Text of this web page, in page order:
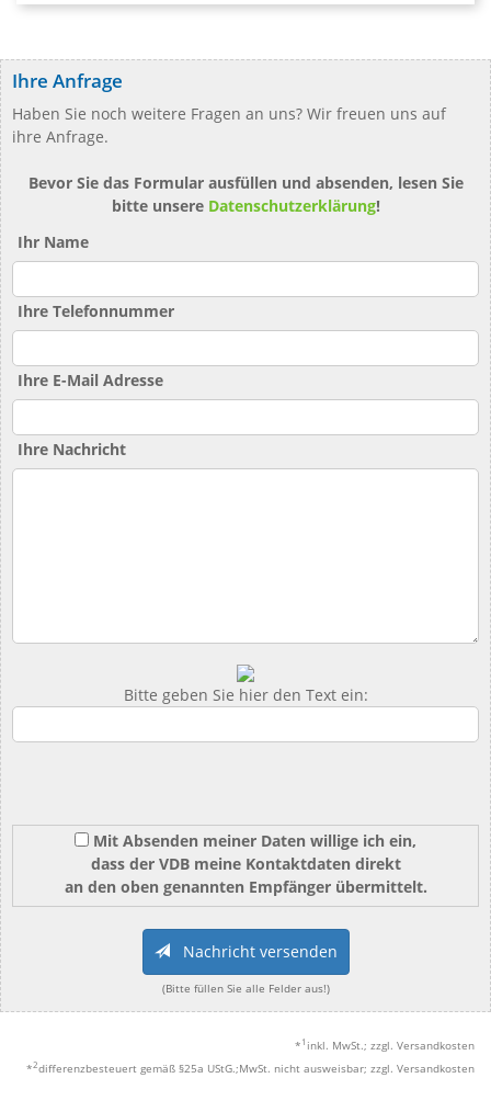
Ihre Anfrage
Haben Sie noch weitere Fragen an uns? Wir freuen uns auf
ihre Anfrage.
Bevor Sie das Formular ausfüllen und absenden, lesen Sie
bitte unsere Datenschutzerklärung!
Ihr Name
Ihre Telefonnummer
Ihre E-Mail Adresse
Ihre Nachricht
Bitte geben Sie hier den Text ein:
Mit Absenden meiner Daten willige ich ein,
dass der VDB meine Kontaktdaten direkt
an den oben genannten Empfänger übermittelt.
Nachricht versenden
(Bitte füllen Sie alle Felder aus!)
* 1 inkl. MwSt.; zzgl. Versandkosten
*2differenzbesteuert gemäß §25a UStG.;MwSt. nicht ausweisbar; zzgl. Versandkosten